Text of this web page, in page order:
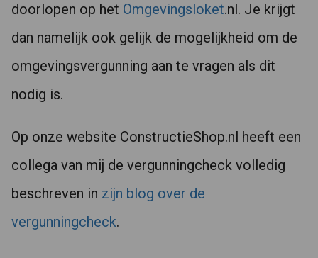
doorlopen op het Omgevingsloket.nl. Je krijgt
dan namelijk ook gelijk de mogelijkheid om de
omgevingsvergunning aan te vragen als dit
nodig is.
Op onze website ConstructieShop.nl heeft een
collega van mij de vergunningcheck volledig
beschreven in zijn blog over de
vergunningcheck.